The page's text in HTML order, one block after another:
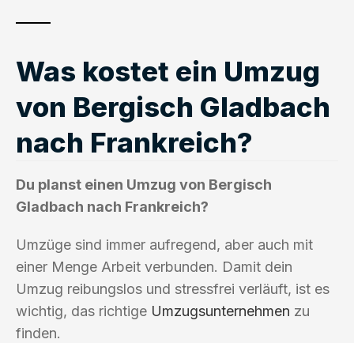
Was kostet ein Umzug
von Bergisch Gladbach
nach Frankreich?
Du planst einen Umzug von Bergisch
Gladbach nach Frankreich?
Umzüge sind immer aufregend, aber auch mit
einer Menge Arbeit verbunden. Damit dein
Umzug reibungslos und stressfrei verläuft, ist es
wichtig, das richtige Umzugsunternehmen zu
finden.